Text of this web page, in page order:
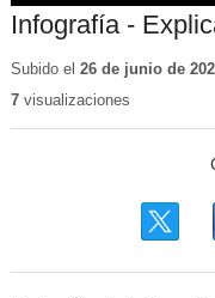
Infografía -
Subido el 26 de junio de
7visualizaciones